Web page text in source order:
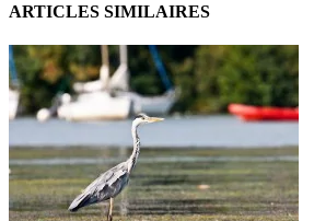
ARTICLES SIMILAIRES